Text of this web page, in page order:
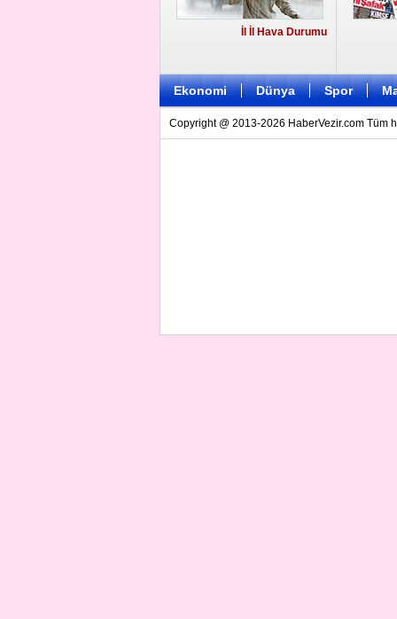
İl İl Hava Durumu
Ekonomi Dünya Spor
Copyright @ 2013-2026 HaberVezir.com Tüm